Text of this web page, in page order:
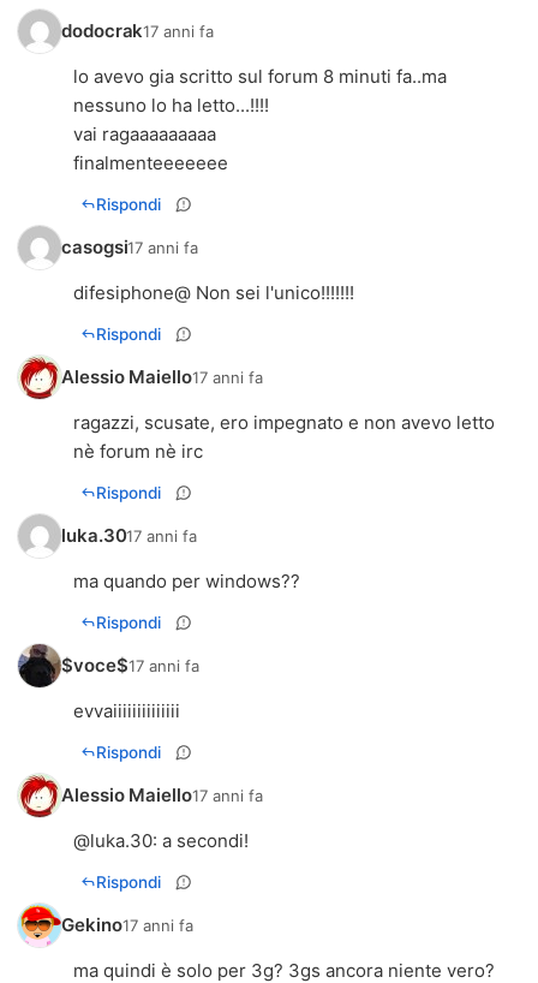
dodocrak17 anni fa
lo avevo gia scritto sul forum 8 minuti fa..ma
nessuno lo ha letto...!!!!
vai ragaaaaaaaaa
finalmenteeeeeee
Rispondi
casogsi17 anni fa
difesiphone@ Non sei l'unico!!!!!!!
Rispondi
Alessio Maiello17 anni fa
ragazzi, scusate, ero impegnato e non avevo letto
nè forum nè irc
Rispondi
luka.3017 anni fa
ma quando per windows??
Rispondi
$voce$17 anni fa
evvaiiiiiiiiiiiiii
Rispondi
Alessio Maiello17 anni fa
@luka.30: a secondi!
Rispondi
Gekino17 anni fa
ma quindi è solo per 3g? 3gs ancora niente vero?